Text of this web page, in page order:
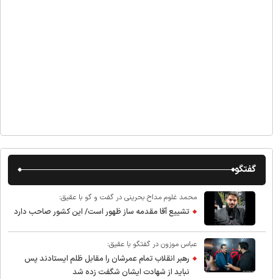
گفتگو
محمد غلوم مداح بحرینی در گفت و گو با عقیق:
تشییع آقا مقدمه ساز ظهور است/ این کشور صاحب دارد
عباس موزون در گفتگو با عقیق:
رهبر انقلاب تمام عمرشان را مقابل ظلم ایستادند پس
نباید از شهادت ایشان شگفت زده شد